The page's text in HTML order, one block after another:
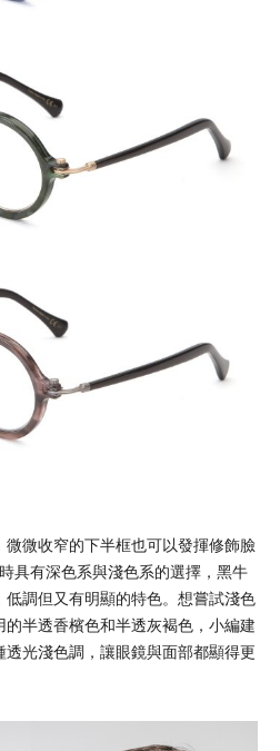
微收窄的下半框也可以發揮修飾臉
具有深色系與淺色系的選擇，黑牛
調但又有明顯的特色。想嘗試淺色
半透香檳色和半透灰褐色，小編建
光淺色調，讓眼鏡與面部都顯得更